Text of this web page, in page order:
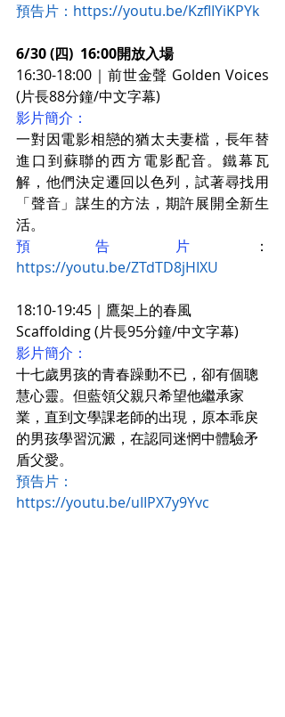
預告片：https://youtu.be/KzfIIYiKPYk
6/30 (四)  16:00開放入場
16:30-18:00｜前世金聲 Golden Voices
(片長88分鐘/中文字幕)
影片簡介：
一對因電影相戀的猶太夫妻檔，長年替
進口到蘇聯的西方電影配音。鐵幕瓦
解，他們決定遷回以色列，試著尋找用
「聲音」謀生的方法，期許展開全新生
活。
預告片
：
https://youtu.be/ZTdTD8jHIXU
18:10-19:45｜鷹架上的春風
Scaffolding (片長95分鐘/中文字幕)
影片簡介：
十七歲男孩的青春躁動不已，卻有個聰
慧心靈。但藍領父親只希望他繼承家
業，直到文學課老師的出現，原本乖戾
的男孩學習沉澱，在認同迷惘中體驗矛
盾父愛。
預告片：
https://youtu.be/uIIPX7y9Yvc﻿